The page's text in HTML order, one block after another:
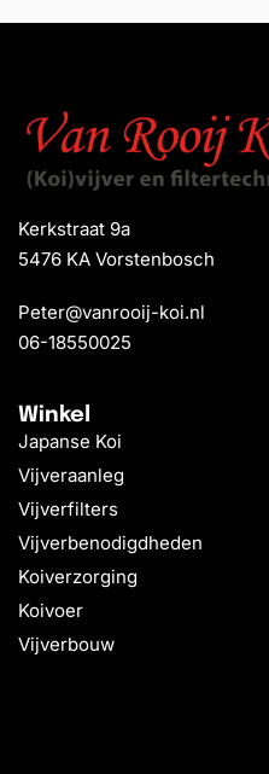
Kerkstraat 9a
5476 KA Vorstenbosch
Peter@vanrooij-koi.nl
06-18550025
Winkel
Japanse Koi
Vijveraanleg
Vijverfilters
Vijverbenodigdheden
Koiverzorging
Koivoer
Vijverbouw